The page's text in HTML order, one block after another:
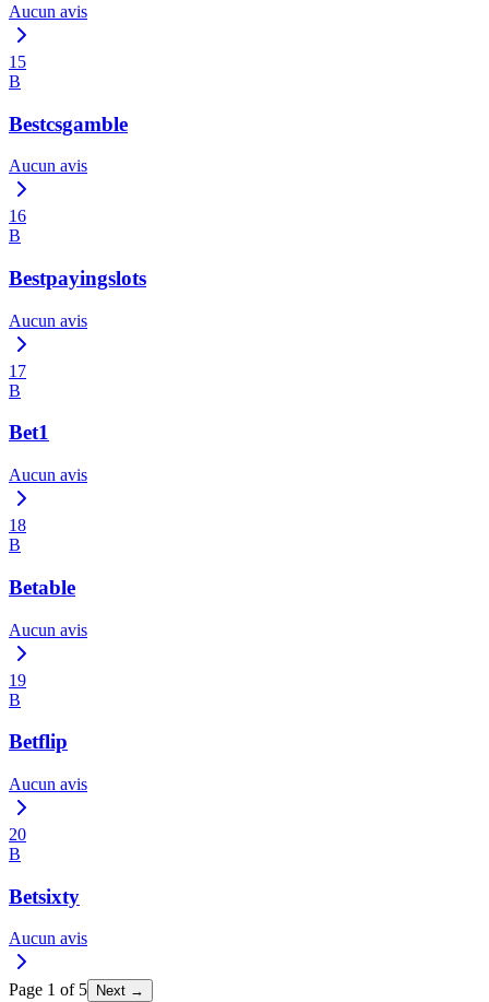
Aucun avis
15
B
Bestcsgamble
Aucun avis
16
B
Bestpayingslots
Aucun avis
17
B
Bet1
Aucun avis
18
B
Betable
Aucun avis
19
B
Betflip
Aucun avis
20
B
Betsixty
Aucun avis
Page 1 of 5 Next →